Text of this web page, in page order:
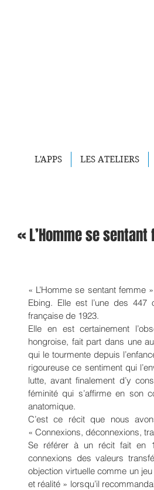
L'APPS LES ATELIERS
« L’Homme se
« L’Homme se sentant femme
Ebing. Elle est l’une des 447
française de 1923.
Elle en est certainement
hongroise, fait part dans une
qui le tourmente depuis
rigoureuse ce sentiment qui
lutte, avant finalement d’y
féminité qui s’affirme en son
anatomique.
C’est ce récit que nous
« Connexions, déconnexions,
Se référer à un récit fait en
connexions des valeurs
objection virtuelle comme un
et réalité » lorsqu’il